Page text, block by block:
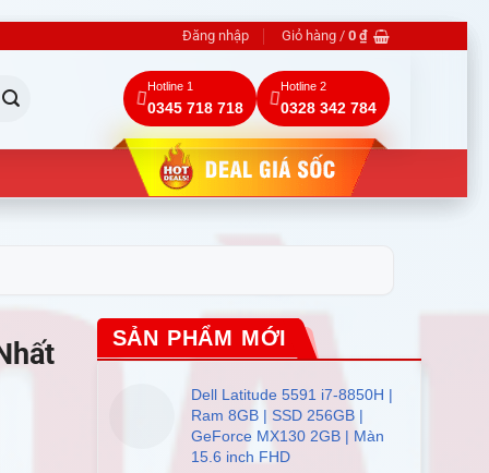
Đăng nhập Giỏ hàng / 0 ₫
Hotline 1
0345 718 718
Hotline 2
0328 342 784
SẢN PHẨM MỚI
Dell Latitude 5591 i7-8850H |
Ram 8GB | SSD 256GB |
GeForce MX130 2GB | Màn
15.6 inch FHD